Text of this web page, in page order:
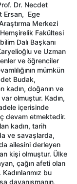
Dr. Necdet
Ersan, Ege
Merkezi
Fakültesi
Dalı Başkanı
ve Uzman
ve öğrenciler
mümkün
Budak,
kadın, doğanın ve
olmuştur. Kadın,
içerisinde
devam etmektedir.
kadın, tarih
ve savaşlarda,
ailesini derleyen
kişi olmuştur. Ülke
çağın afeti olan
bu
dayanışmanın,